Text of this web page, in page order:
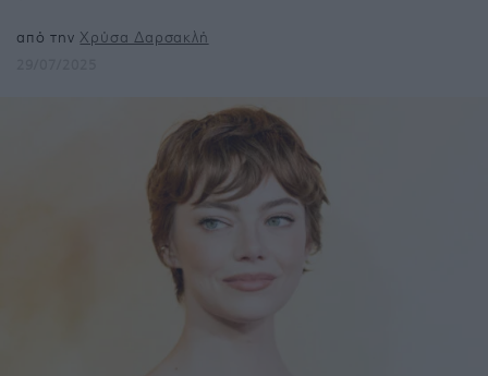
από τηνΧρύσα Δαρσακλή